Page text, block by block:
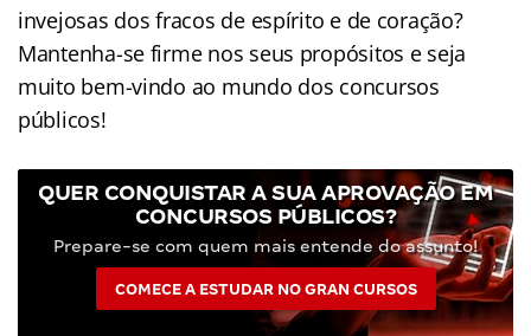
invejosas dos fracos de espírito e de coração?
Mantenha-se firme nos seus propósitos e seja
muito bem-vindo ao mundo dos concursos
públicos!
QUER CONQUISTAR A SUA APROVAÇÃO EM
CONCURSOS PÚBLICOS?
Prepare-se com quem mais entende do assunto!
COMECE A ESTUDAR NO GRAN CURSOS